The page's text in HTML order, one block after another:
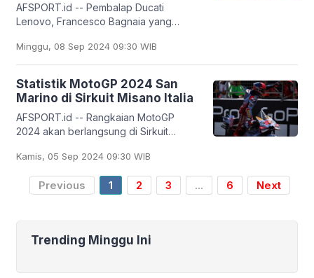
AFSPORT.id -- Pembalap Ducati
Lenovo, Francesco Bagnaia yang
puas berada tepat di belakang
pemuncak klasemen sementara
Minggu, 08 Sep 2024 09:30 WIB
Statistik MotoGP 2024 San
Marino di Sirkuit Misano Italia
AFSPORT.id -- Rangkaian MotoGP
2024 akan berlangsung di Sirkuit
Prix San Marino, setelah Grand Prix
Aragon di Spanyol
Kamis, 05 Sep 2024 09:30 WIB
Previous 1 2 3 ... 6 Next
Trending Minggu Ini